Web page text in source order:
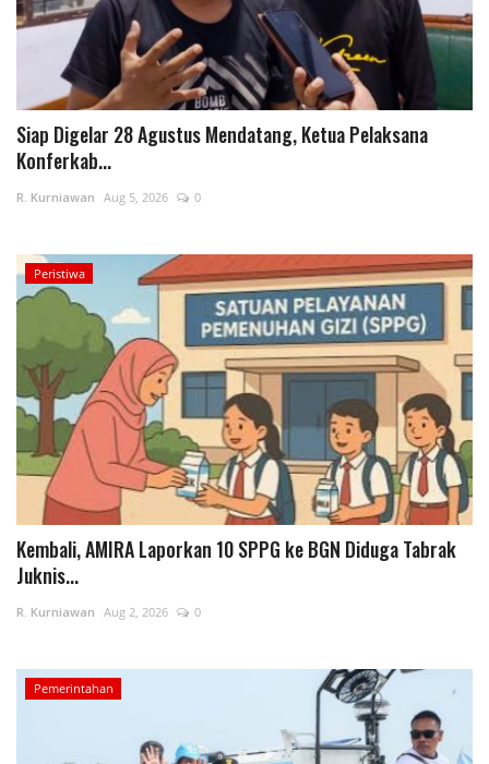
Kriminal
Ekonomi
TNI
Pendidikan
Budaya
Peristiwa
Siap Digelar 28 Agustus Mendatang, Ketua Pelaksana
Konferkab...
R. Kurniawan Aug 5, 2026 0
Peristiwa
Kembali, AMIRA Laporkan 10 SPPG ke BGN Diduga Tabrak
Juknis...
R. Kurniawan Aug 2, 2026 0
Pemerintahan